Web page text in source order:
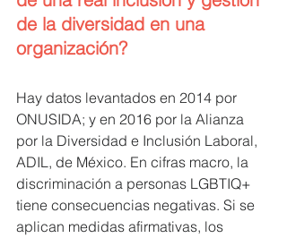
de la diversidad en una
organización?
Hay datos levantados en 2014 por
ONUSIDA; y en 2016 por la Alianza
por la Diversidad e Inclusión Laboral,
ADIL, de México. En cifras macro, la
discriminación a personas LGBTIQ+
tiene consecuencias negativas. Si se
aplican medidas afirmativas, los